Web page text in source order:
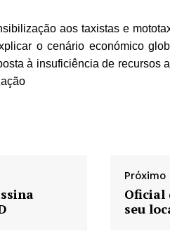
aos taxistas e
o cenário económico
à insuficiência de recursos
Oficial
seu